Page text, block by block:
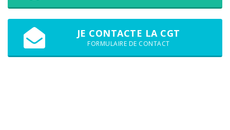
JE CONTACTE LA CGT
FORMULAIRE DE CONTACT